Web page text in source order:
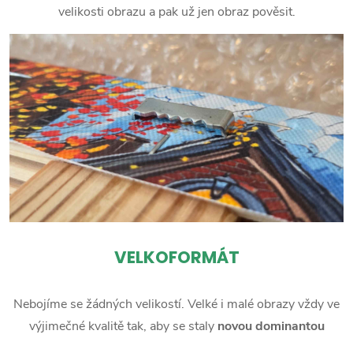
velikosti obrazu a pak už jen obraz pověsit.
VELKOFORMÁT
Nebojíme se žádných velikostí. Velké i malé obrazy vždy ve
výjimečné kvalitě tak, aby se staly novou dominantou